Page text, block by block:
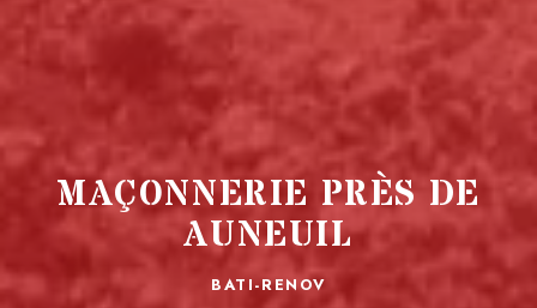
MAÇONNERIE PRÈS DE
AUNEUIL
BATI-RENOV